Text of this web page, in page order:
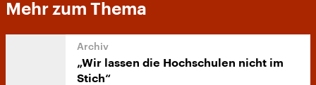
Mehr zum Thema
„Wir lassen die Hochschulen nicht im
Stich“